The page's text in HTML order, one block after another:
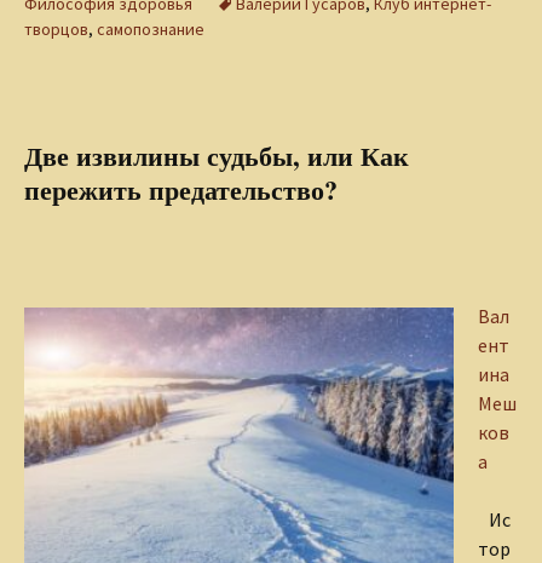
творцов, самопознание
Две извилины судьбы, или Как
пережить предательство?
Вал
ент
ина
Меш
ков
а
Ис
тор